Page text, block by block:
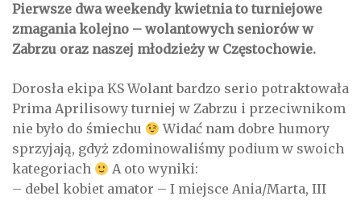
Pierwsze dwa weekendy kwietnia to turniejowe
zmagania kolejno – wolantowych seniorów w
Zabrzu oraz naszej młodzieży w Częstochowie.
Dorosła ekipa KS Wolant bardzo serio potraktowała
Prima Aprilisowy turniej w Zabrzu i przeciwnikom
nie było do śmiechu
Widać nam dobre humory
sprzyjają, gdyż zdominowaliśmy podium w swoich
kategoriach
A oto wyniki:
– debel kobiet amator – I miejsce Ania/Marta, III